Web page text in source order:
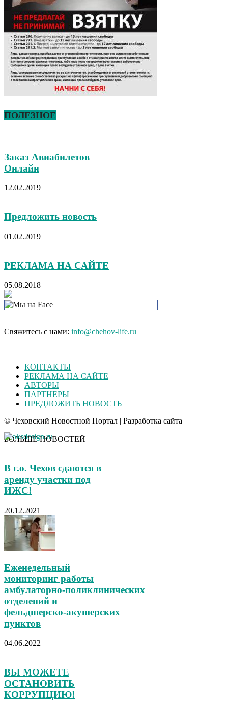
ПОЛЕЗНОЕ
Заказ Авиабилетов
Онлайн
12.02.2019
Предложить новость
01.02.2019
РЕКЛАМА НА САЙТЕ
05.08.2018
Свяжитесь с нами: info@chehov-life.ru
КОНТАКТЫ
РЕКЛАМА НА САЙТЕ
АВТОРЫ
ПАРТНЕРЫ
ПРЕДЛОЖИТЬ НОВОСТЬ
© Чеховский Новостной Портал | Разработка сайта
БОЛЬШЕ НОВОСТЕЙ
В г.о. Чехов сдаются в
аренду участки под
ИЖС!
20.12.2021
Еженедельный
мониторинг работы
амбулаторно‑поликлинических
отделений и
фельдшерско‑акушерских
пунктов
04.06.2022
ВЫ МОЖЕТЕ
ОСТАНОВИТЬ
КОРРУПЦИЮ!